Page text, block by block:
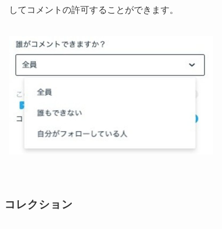
してコメントの許可することができます。
コレクション